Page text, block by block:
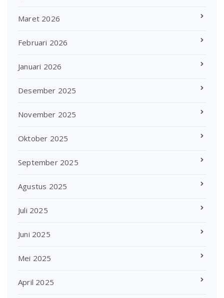
Maret 2026
Februari 2026
Januari 2026
Desember 2025
November 2025
Oktober 2025
September 2025
Agustus 2025
Juli 2025
Juni 2025
Mei 2025
April 2025